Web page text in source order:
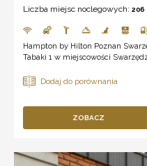
Liczba miejsc noclegowych: 206
Hampton by Hilton Poznan
Tabaki 1 w miejscowości
ZOBACZ